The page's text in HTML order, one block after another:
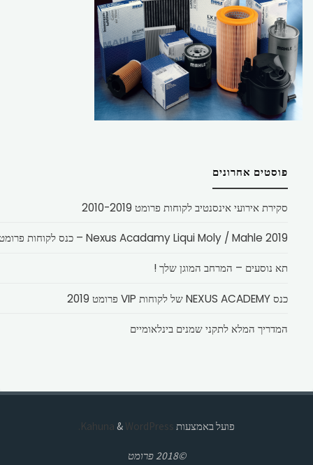
פוסטים אחרונים
סקירת אירועי אינסנטיב לקוחות פרומט 2010-2019
Nexus Acadamy Liqui Moly / Mahle 2019 – כנס לקוחות פרומט
תא נוסעים – המרחב המוגן שלך !
כנס NEXUS ACADEMY של לקוחות VIP פרומט 2019
המדריך המלא לתקני שמנים בינלאומיים
פועל באמצעות & WordPress.
©2018 פרומט